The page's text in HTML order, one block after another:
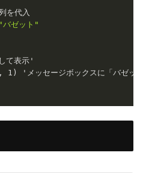
を代入
"バゼット"
て表示'
, 1 ) 'メッセージボックスに「バゼッ